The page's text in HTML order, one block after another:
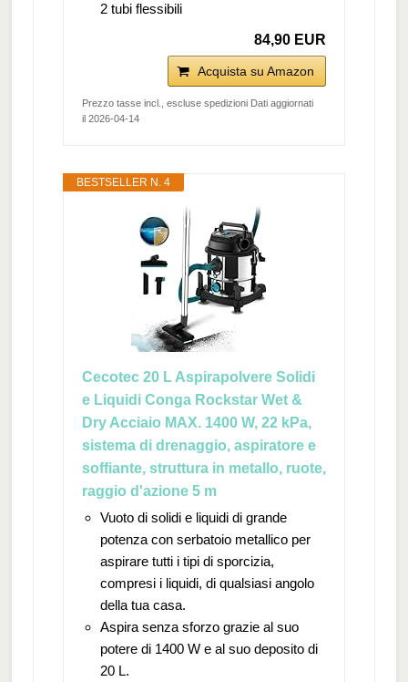
2 tubi flessibili
84,90 EUR
Acquista su Amazon
Prezzo tasse incl., escluse spedizioni Dati aggiornati
il 2026-04-14
BESTSELLER N. 4
Cecotec 20 L Aspirapolvere Solidi
e Liquidi Conga Rockstar Wet &
Dry Acciaio MAX. 1400 W, 22 kPa,
sistema di drenaggio, aspiratore e
soffiante, struttura in metallo, ruote,
raggio d'azione 5 m
Vuoto di solidi e liquidi di grande
potenza con serbatoio metallico per
aspirare tutti i tipi di sporcizia,
compresi i liquidi, di qualsiasi angolo
della tua casa.
Aspira senza sforzo grazie al suo
potere di 1400 W e al suo deposito di
20 L.